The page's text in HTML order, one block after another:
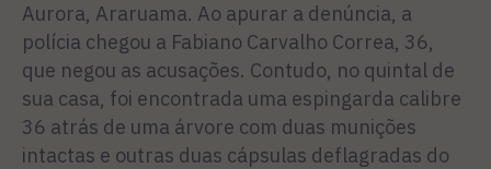
Aurora, Araruama. Ao apurar a denúncia, a
polícia chegou a Fabiano Carvalho Correa, 36,
que negou as acusações. Contudo, no quintal de
sua casa, foi encontrada uma espingarda calibre
36 atrás de uma árvore com duas munições
intactas e outras duas cápsulas deflagradas do